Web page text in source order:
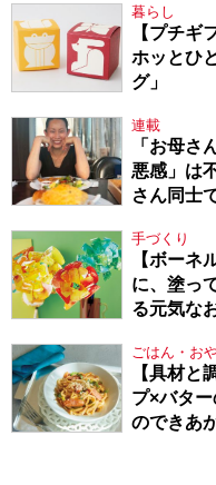
暮らし
【プチギ
ホッとひ
グ」
連載
「お母さ
悪感」は
さん同士
手づくり
【ボーネ
に、塗っ
る元気な
ごはん・お
【具材と
プ×バター
のできあ